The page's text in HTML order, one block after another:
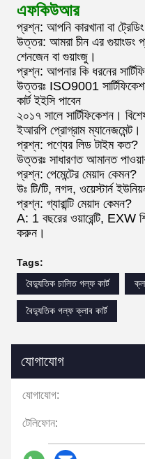
এফকিউআর
প্রশ্ন: আপনি কারখানা বা
উত্তর: আমরা চীন এর গুয়াংডং
শেনজেন বা গুয়াংজু।
প্রশ্ন: আপনার কি ধরনের
উত্তরঃ ISO9001
কার্ট ইইসি পাবেন
২০১৭ সালে সার্টিফিকেশন।
ইআরপি প্রোগ্রাম ম্যানেজমেন্ট।
প্রশ্ন: পণ্যের লিড টাইম কত?
উত্তরঃ সাধারণত আমানত
প্রশ্ন: পেমেন্টের মেয়াদ কেমন?
উঃ টি/টি, নগদ, ওয়েস্টার্ন
প্রশ্ন: গ্যারান্টি মেয়াদ কেমন?
A: 1 বছরের ওয়ারেন্টি, EXW
করুন।
Tags:
বৈদ্যুতিক চালিত গল্ফ কার্ট
বৈদ্যুতিক গল্ফ ক্লাব কার্ট
যোগাযোগ
যোগাযোগ:
টেলিফোন: